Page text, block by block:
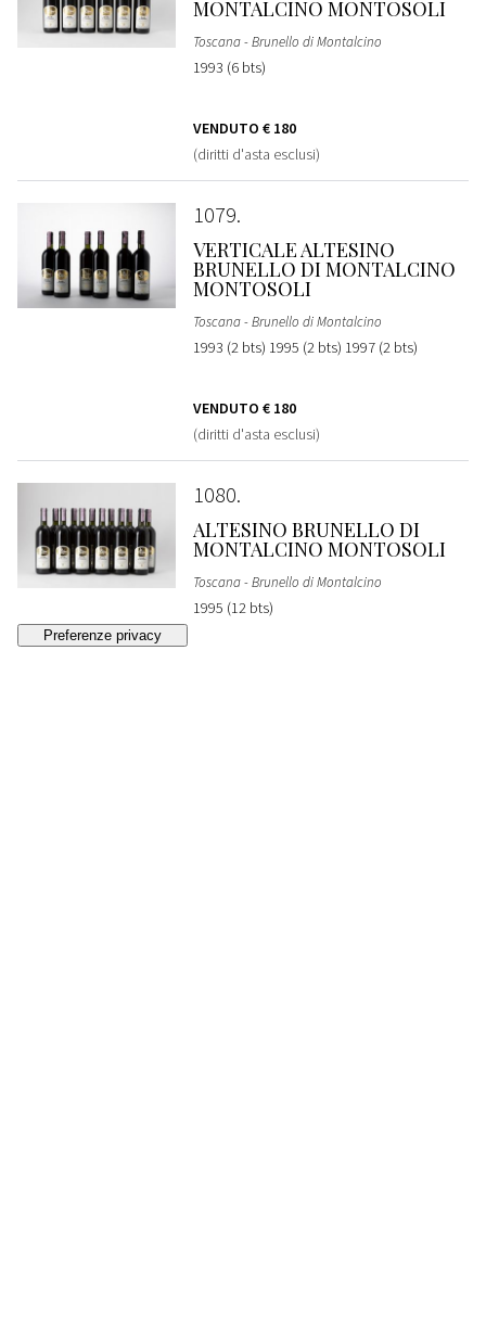
MONTALCINO MONTOSOLI
Toscana - Brunello di Montalcino
1993 (6 bts)
VENDUTO € 180
(diritti d'asta esclusi)
1079
VERTICALE ALTESINO
BRUNELLO DI MONTALCINO
MONTOSOLI
Toscana - Brunello di Montalcino
1993 (2 bts) 1995 (2 bts) 1997 (2 bts)
VENDUTO € 180
(diritti d'asta esclusi)
1080
ALTESINO BRUNELLO DI
MONTALCINO MONTOSOLI
Toscana - Brunello di Montalcino
1995 (12 bts)